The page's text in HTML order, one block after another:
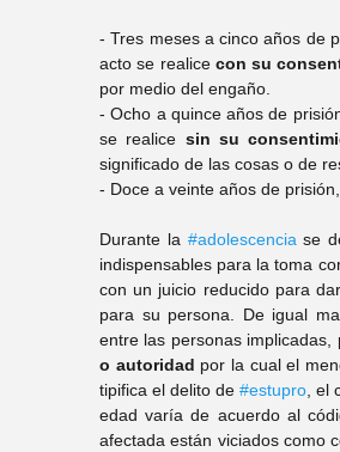
- Tres meses a cinco años de
acto se realice con su
por medio del engaño.
- Ocho a quince años de
se realice sin su
significado de las cosas o de
- Doce a veinte años de
Durante la #adolescencia se
indispensables para la toma
con un juicio reducido para
para su persona. De igual
entre las personas
o autoridad por la cual el
tipifica el delito de #estupro, el
edad varía de acuerdo al
afectada están viciados como